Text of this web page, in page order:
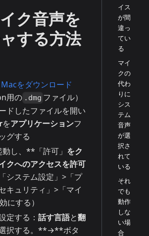
ク音声を
する方法
をダウンロード
用の .dmg ファイル）
ドしたファイルを開い
をアプリケーションフ
グする
動し、**「許可」 をク
クへのアクセスを許可
「システム設定」>「プ
キュリティ」>「マイ
にする）
定する： 話す言語と翻
択する。**→**ボタ
イス
が間
違っ
てい
る
マイ
クの
代わ
りに
シス
テム
音声
が選
択さ
れて
いる
それ
でも
動作
しな
い場
合